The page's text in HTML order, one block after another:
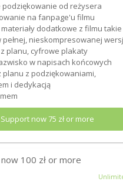
podziękowanie od reżysera
na fanpage'u filmu
dodatkowe z filmu takie
pełnej, nieskompresowanej
planu, cyfrowe plakaty
w napisach końcowych
planu z podziękowaniami,
i dedykacją
Support now75 zł or more
100 zł or more